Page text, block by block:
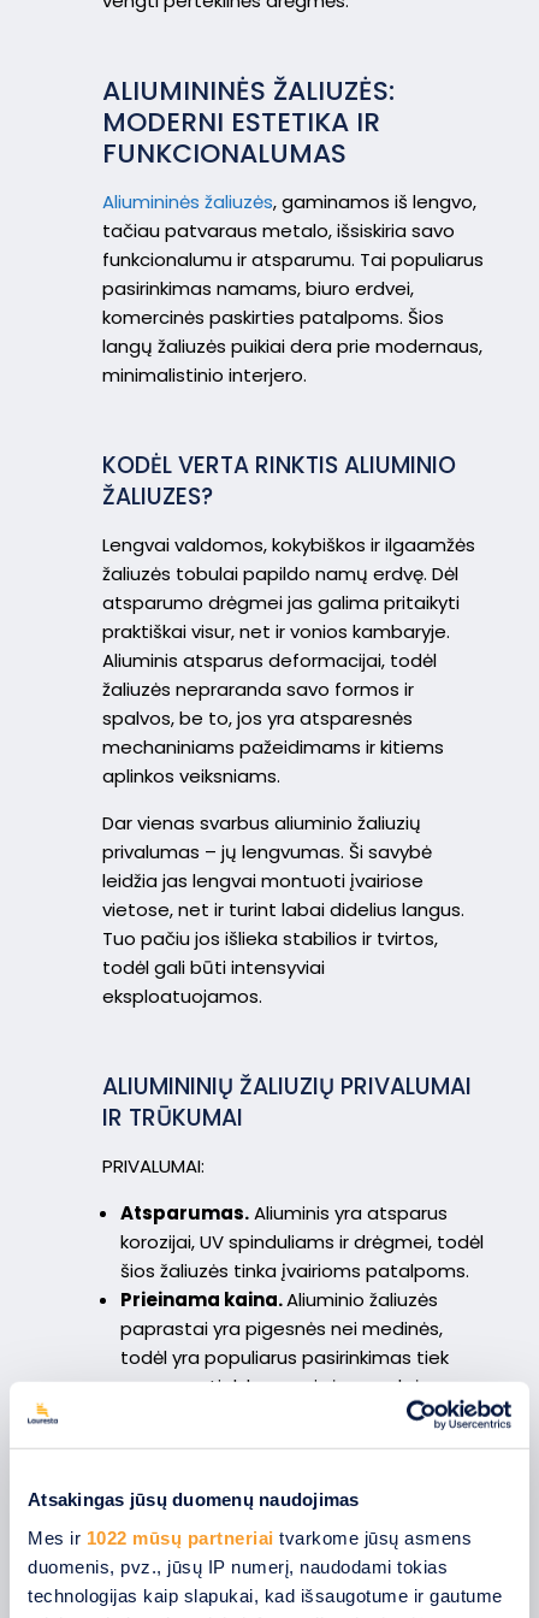
Atsakingas jūsų duomenų naudojimas
Mes ir 1022 mūsų partneriai tvarkome jūsų asmens
duomenis, pvz., jūsų IP numerį, naudodami tokias
technologijas kaip slapukai, kad išsaugotume ir gautume
ALIUMININĖS ŽALIUZĖS:
MODERNI ESTETIKA IR
FUNKCIONALUMAS
Aliumininės žaliuzės, gaminamos iš lengvo,
tačiau patvaraus metalo, išsiskiria savo
funkcionalumu ir atsparumu. Tai populiarus
pasirinkimas namams, biuro erdvei,
komercinės paskirties patalpoms. Šios
langų žaliuzės puikiai dera prie modernaus,
minimalistinio interjero.
KODĖL VERTA RINKTIS ALIUMINIO
ŽALIUZES?
Lengvai valdomos, kokybiškos ir ilgaamžės
žaliuzės tobulai papildo namų erdvę. Dėl
atsparumo drėgmei jas galima pritaikyti
praktiškai visur, net ir vonios kambaryje.
Aliuminis atsparus deformacijai, todėl
žaliuzės nepraranda savo formos ir
spalvos, be to, jos yra atsparesnės
mechaniniams pažeidimams ir kitiems
aplinkos veiksniams.
Dar vienas svarbus aliuminio žaliuzių
privalumas – jų lengvumas. Ši savybė
leidžia jas lengvai montuoti įvairiose
vietose, net ir turint labai didelius langus.
Tuo pačiu jos išlieka stabilios ir tvirtos,
todėl gali būti intensyviai
eksploatuojamos.
ALIUMININIŲ ŽALIUZIŲ PRIVALUMAI
IR TRŪKUMAI
PRIVALUMAI:
Atsparumas.Aliuminis yra atsparus
korozijai, UV spinduliams ir drėgmei, todėl
šios žaliuzės tinka įvairioms patalpoms.
Prieinama kaina.Aliuminio žaliuzės
paprastai yra pigesnės nei medinės,
todėl yra populiarus pasirinkimas tiek
namams, tiek komercinėms erdvėms.
Galima
rinktis iš daugybės spalvų ir tekstūrų, o
imitacijos aliuminio žaliuzes, kurios
atkuria medžio raštą ir atrodo taip
tikroviškai, kad neretai yra sumaišomos
su natūraliu medžiu.